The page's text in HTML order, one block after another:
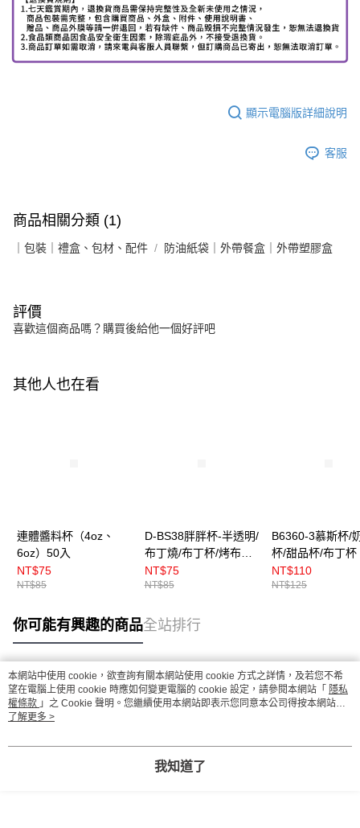
顯示電腦版詳細說明
客服
商品相關分類 (1)
｜包裝｜禮盒、包材、配件 防油紙袋｜外帶餐盒｜外帶塑膠盒
評價
喜歡這個商品嗎？購買後給他一個好評吧
其他人也在看
連體醬料杯（4oz、
6oz）50入
NT$75
NT$85
D-BS38胖胖杯-半透明/
布丁燒/布丁杯/烤布丁
（附蓋） 10入
NT$75
NT$85
B6360-3慕斯杯/
杯/甜品杯/布丁杯
色Gouter/附蓋）
NT$110
NT$125
你可能有興趣的商品全站排行
熱門標籤
本網站中使用 cookie，欲查詢有關本網站使用 cookie 方式之詳情，及若您不希
望在電腦上使用 cookie 時應如何變更電腦的 cookie 設定，請參閱本網站「 隱私
權條款 」之 Cookie 聲明。您繼續使用本網站即表示您同意本公司得按本網站使
用條款之 Cookie 聲明使用 cookie。
了解更多 >
我知道了